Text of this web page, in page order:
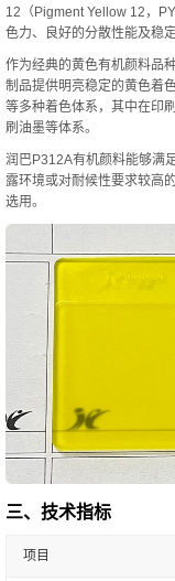
12（Pigment Yellow 12，
色力、良好的分散性能及稳
作为经典的黄色有机颜料品
制品提供明亮稳定的黄色着
等多种着色体系，其中在印
刷油墨等体系。
润巴P312A有机颜料能够满
露环境或对耐候性要求较高
选用。
三、技术指标
项目